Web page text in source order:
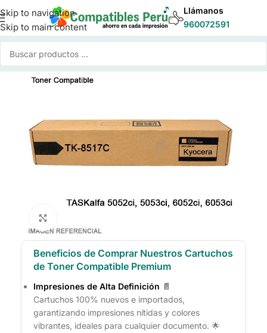
Skip to navigation
Skip to main content
Llámanos
960072591
Inicio/Toner para Impresoras/Toner Compatible Kyocera
Beneficios de Comprar Nuestros Cartuchos
de Toner Compatible Premium
Impresiones de Alta Definición 📄
Cartuchos 100% nuevos e importados,
garantizando impresiones nítidas y colores
vibrantes, ideales para cualquier documento. 🌟